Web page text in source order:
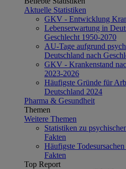
Aktuelle Statistiken
GKV - Entwicklung
Lebenserwartung in
Geschlecht 1950-2070
AU-Tage aufgrund
Deutschland nach
GKV - Krankenstand
2023-2026
Häufigste Gründe für
Deutschland 2024
Pharma & Gesundheit
Themen
Weitere Themen
Statistiken zu
Fakten
Häufigste
Fakten
Top Report